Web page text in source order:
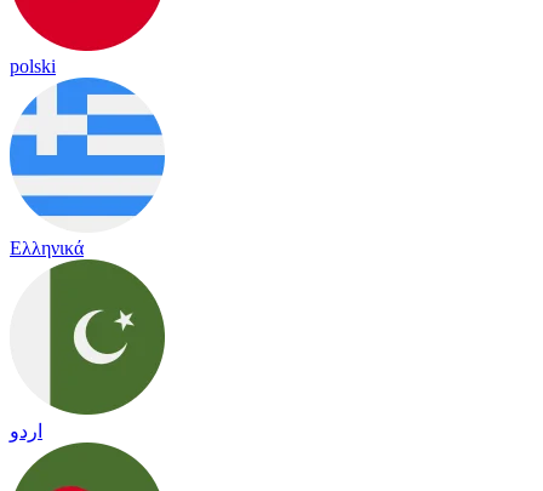
polski
Ελληνικά
اردو